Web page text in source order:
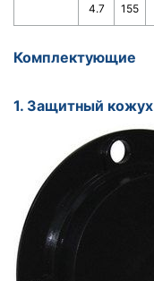
4.7 155
Комплектующие
1. Защитный кожух